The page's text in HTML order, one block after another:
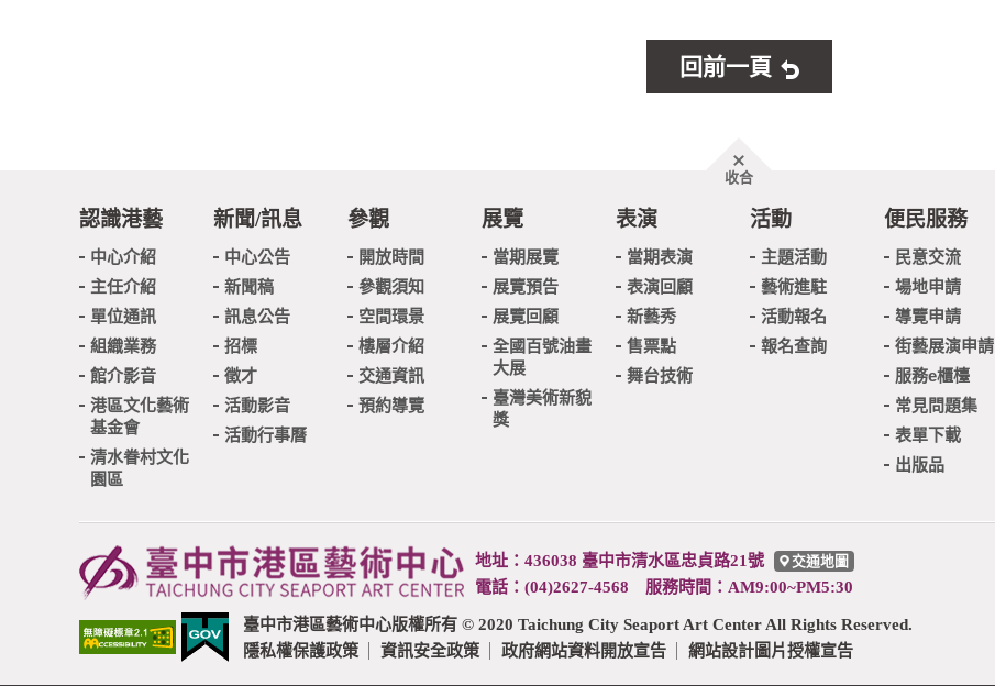
回前一頁
收合胖
尾
認識港藝
中心介紹
主任介紹
單位通訊
組織業務
館介影音
港區文化藝術
基金會
清水眷村文化
園區
新聞/訊息
中心公告
新聞稿
訊息公告
招標
徵才
活動影音
活動行事曆
參觀
開放時間
參觀須知
空間環景
樓層介紹
交通資訊
預約導覽
展覽
當期展覽
展覽預告
展覽回顧
全國百號油畫
大展
臺灣美術新貌
獎
表演
當期表演
表演回顧
新藝秀
售票點
舞台技術
活動
主題活動
藝術進駐
活動報名
報名查詢
便民服務
民意交流
場地申請
導覽申請
街藝展演申請
服務e櫃檯
常見問題集
表單下載
出版品
地址：436038 臺中市清水區忠貞路21號 交通地圖
電話：(04)2627-4568 服務時間：AM9:00~PM5:30
臺中市港區藝術中心版權所有 © 2020 Taichung City Seaport Art Center All Rights Reserved.
隱私權保護政策 資訊安全政策 政府網站資料開放宣告 網站設計圖片授權宣告